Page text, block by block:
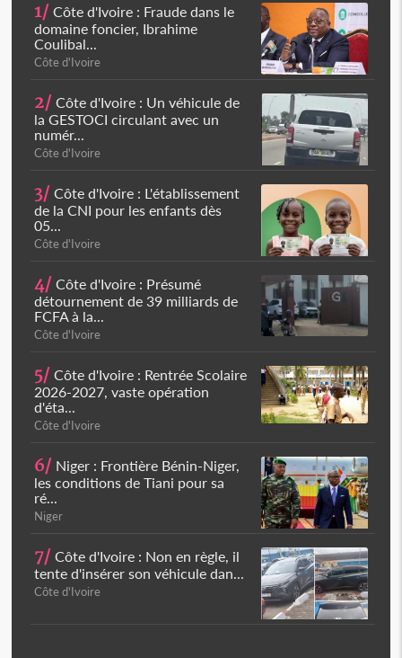
1/ Côte d'Ivoire : Fraude dans le
domaine foncier, Ibrahime
Coulibal...
Côte d'Ivoire
2/ Côte d'Ivoire : Un véhicule de
la GESTOCI circulant avec un
numér...
Côte d'Ivoire
3/ Côte d'Ivoire : L'établissement
de la CNI pour les enfants dès
05...
Côte d'Ivoire
4/ Côte d'Ivoire : Présumé
détournement de 39 milliards de
FCFA à la...
Côte d'Ivoire
5/ Côte d'Ivoire : Rentrée Scolaire
2026-2027, vaste opération
d'éta...
Côte d'Ivoire
6/ Niger : Frontière Bénin-Niger,
les conditions de Tiani pour sa
ré...
Niger
7/ Côte d'Ivoire : Non en règle, il
tente d'insérer son véhicule dan...
Côte d'Ivoire